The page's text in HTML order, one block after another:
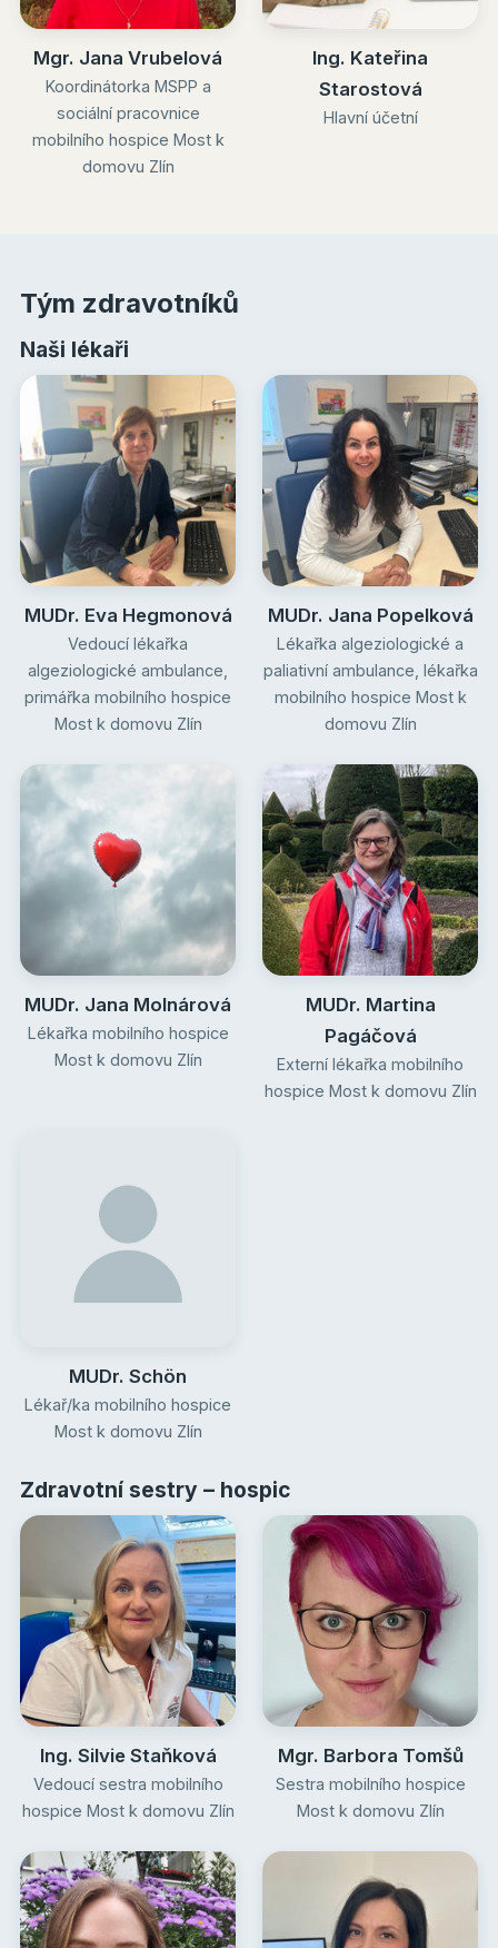
Mgr. Jana Vrubelová
Koordinátorka MSPP a
sociální pracovnice
mobilního hospice Most k
domovu Zlín
Ing. Kateřina
Starostová
Hlavní účetní
Tým zdravotníků
Naši lékaři
MUDr. Eva Hegmonová
Vedoucí lékařka
algeziologické ambulance,
primářka mobilního hospice
Most k domovu Zlín
MUDr. Jana Popelková
Lékařka algeziologické a
paliativní ambulance, lékařka
mobilního hospice Most k
domovu Zlín
MUDr. Jana Molnárová
Lékařka mobilního hospice
Most k domovu Zlín
MUDr. Martina
Pagáčová
Externí lékařka mobilního
hospice Most k domovu Zlín
MUDr. Schön
Lékař/ka mobilního hospice
Most k domovu Zlín
Zdravotní sestry – hospic
Ing. Silvie Staňková
Vedoucí sestra mobilního
hospice Most k domovu Zlín
Mgr. Barbora Tomšů
Sestra mobilního hospice
Most k domovu Zlín